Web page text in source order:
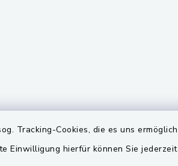
Tracking-Cookies, die es uns
Einwilligung hierfür können Sie